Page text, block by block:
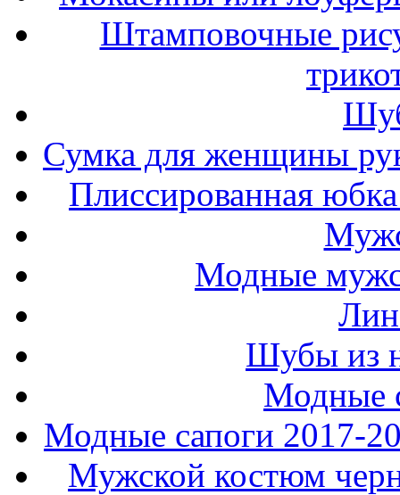
Штамповочные
Сумка для женщины
Плиссированная
Модные
Шубы из
Модные
Модные сапоги 2017-
Мужской костюм